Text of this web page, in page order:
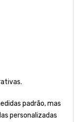
padrão, mas
personalizadas